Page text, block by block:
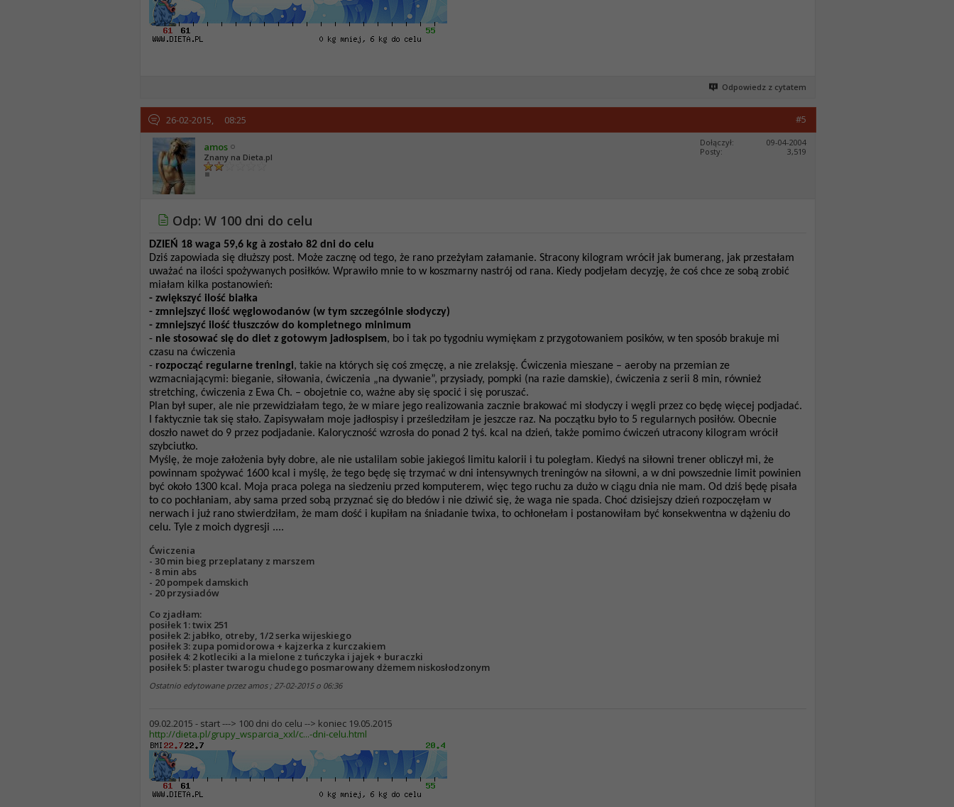
Odpowiedz z cytatem
26-02-2015, 08:25 #5
amos
Znany na Dieta.pl
Dołączył
09-04-2004
Posty
3,519
Odp: W 100 dni do celu
DZIEŃ 18 waga 59,6 kg à zostało 82 dni do celu
Dziś zapowiada się dłuższy post. Może zacznę od tego, że rano przeżyłam załamanie. Stracony kilogram wrócił jak bumerang, jak przestałam
uważać na ilości spożywanych posiłków. Wprawiło mnie to w koszmarny nastrój od rana. Kiedy podjełam decyzję, że coś chce ze sobą zrobić
miałam kilka postanowień:
- zwiększyć ilość białka
- zmniejszyć ilość węglowodanów (w tym szczególnie słodyczy)
- zmniejszyć ilość tłuszczów do kompletnego minimum
- nie stosować się do diet z gotowym jadłospisem, bo i tak po tygodniu wymiękam z przygotowaniem posików, w ten sposób brakuje mi
czasu na ćwiczenia
- rozpocząć regularne treningi, takie na których się coś zmęczę, a nie zrelaksję. Ćwiczenia mieszane – aeroby na przemian ze
wzmacniającymi: bieganie, siłowania, ćwiczenia „na dywanie”, przysiady, pompki (na razie damskie), ćwiczenia z serii 8 min, również
stretching, ćwiczenia z Ewa Ch. – obojetnie co, ważne aby się spocić i się poruszać.
Plan był super, ale nie przewidziałam tego, że w miare jego realizowania zacznie brakować mi słodyczy i węgli przez co będę więcej podjadać.
I faktycznie tak się stało. Zapisywałam moje jadłospisy i prześledziłam je jeszcze raz. Na początku było to 5 regularnych posiłów. Obecnie
doszło nawet do 9 przez podjadanie. Kaloryczność wzrosła do ponad 2 tyś. kcal na dzień, także pomimo ćwiczeń utracony kilogram wrócił
szybciutko.
Myślę, że moje założenia były dobre, ale nie ustalilam sobie jakiegoś limitu kalorii i tu poległam. Kiedyś na siłowni trener obliczył mi, że
powinnam spożywać 1600 kcal i myślę, że tego będę się trzymać w dni intensywnych treningów na siłowni, a w dni powszednie limit powinien
być około 1300 kcal. Moja praca polega na siedzeniu przed komputerem, więc tego ruchu za dużo w ciągu dnia nie mam. Od dziś będę pisała
to co pochłaniam, aby sama przed sobą przyznać się do błedów i nie dziwić się, że waga nie spada. Choć dzisiejszy dzień rozpoczęłam w
nerwach i już rano stwierdziłam, że mam dość i kupiłam na śniadanie twixa, to ochłonełam i postanowiłam być konsekwentna w dążeniu do
celu. Tyle z moich dygresji ....
Ćwiczenia
- 30 min bieg przeplatany z marszem
- 8 min abs
- 20 pompek damskich
- 20 przysiadów
Co zjadłam:
posiłek 1: twix 251
posiłek 2: jabłko, otreby, 1/2 serka wijeskiego
posiłek 3: zupa pomidorowa + kajzerka z kurczakiem
posiłek 4: 2 kotleciki a la mielone z tuńczyka i jajek + buraczki
posiłek 5: plaster twarogu chudego posmarowany dżemem niskosłodzonym
Ostatnio edytowane przez amos ; 27-02-2015 o 06:36
09.02.2015 - start ---> 100 dni do celu --> koniec 19.05.2015
http://dieta.pl/grupy_wsparcia_xxl/c...-dni-celu.html